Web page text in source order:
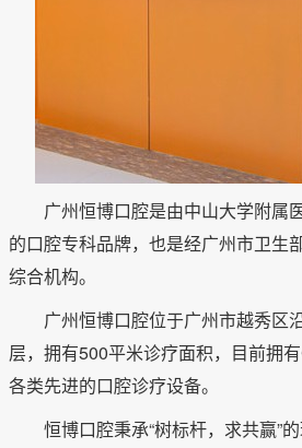
广州恒博口腔是由中山大学附属
的口腔专科品牌，也是经广州市卫生
综合机构。
广州恒博口腔位于广州市越秀区
层，拥有500平米诊疗面积，目前拥
各类先进的口腔诊疗设备。
恒博口腔秉承“树标杆，求共赢”